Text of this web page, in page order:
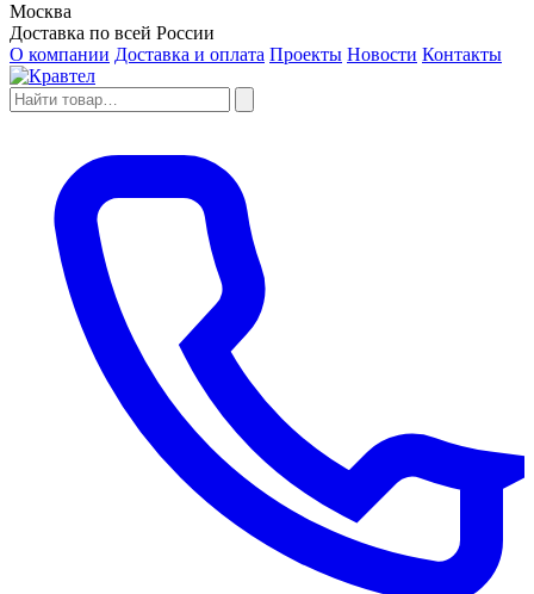
Москва
Доставка по всей России
О компании Доставка и оплата Проекты Новости Контакты